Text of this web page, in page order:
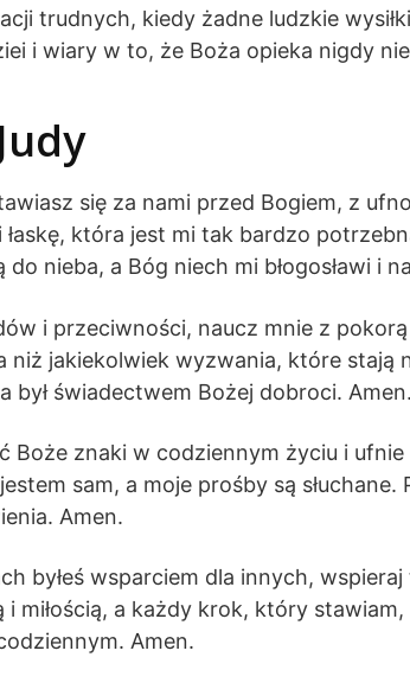
trudnych, kiedy żadne ludzkie
i wiary w to, że Boża opieka nigdy
się za nami przed Bogiem, z
która jest mi tak bardzo
nieba, a Bóg niech mi błogosławi i
i przeciwności, naucz mnie z
niż jakiekolwiek wyzwania, które stają
świadectwem Bożej dobroci. Amen.
znaki w codziennym życiu i
sam, a moje prośby są
Amen.
byłeś wsparciem dla innych,
i miłością, a każdy krok, który
Amen.